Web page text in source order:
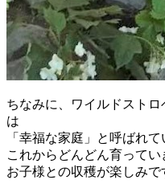
ちなみに、ワイルドスト
は
「幸福な家庭」と呼ばれて
これからどんどん育ってい
お子様との収穫が楽しみで